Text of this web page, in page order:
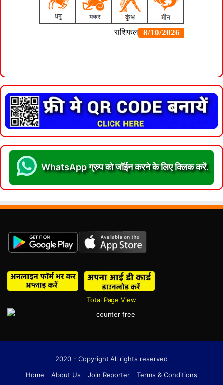
WhatsApp ग्रुप को जॉईन करने के लिए क्लिक करें.
Total Page View
2020 - Copyright All rights reserved
Home
About Us Join Reporter Terms & Conditions